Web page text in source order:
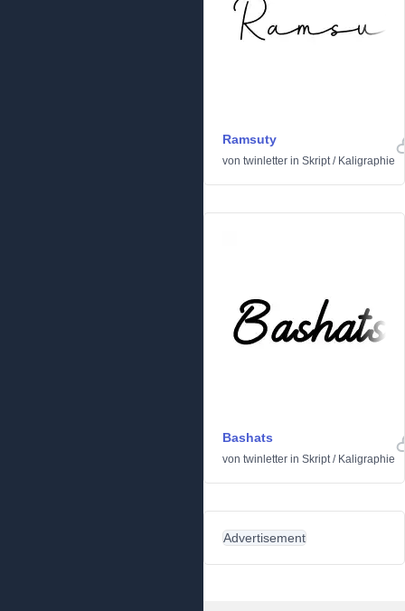
Ramsuty
von twinletter in Skript/ Kaligraphie
Bashats
von twinletter in Skript/ Kaligraphie
Advertisement